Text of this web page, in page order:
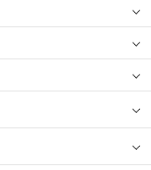
暮
スチュアート
Ⅱ
高野
＆キッズ
人形